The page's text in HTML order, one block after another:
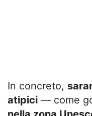
In concreto,
atipici — come